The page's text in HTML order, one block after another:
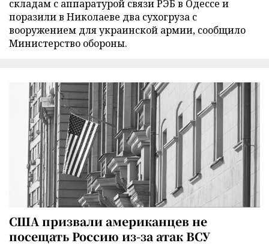
складам с аппаратурой связи РЭБ в Одессе и
поразили в Николаеве два сухогруза с
вооружением для украинской армии, сообщило
Министерство обороны.
США призвали американцев не
посещать Россию из-за атак ВСУ